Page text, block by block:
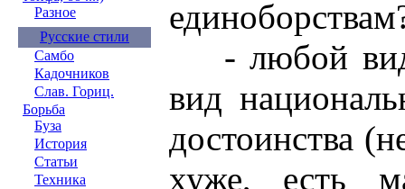
Разное
Русские стили
Самбо
Кадочников
Слав. Гориц.
Борьба
Буза
История
Статьи
Техника
- любой вид
вид
достоинства
хуже, есть